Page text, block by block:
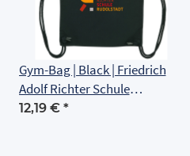
Gym-Bag | Black | Friedrich
Adolf Richter Schule
Rudolstadt
12,19 € *